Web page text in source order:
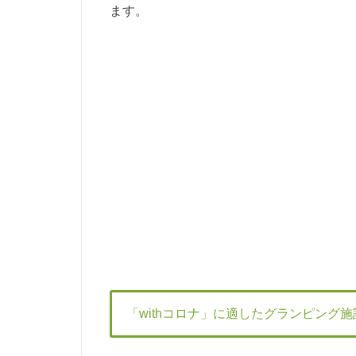
ます。
「withコロナ」に適したグランピング施